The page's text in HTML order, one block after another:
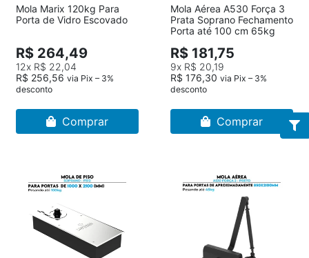
Mola Marix 120kg Para
Porta de Vidro Escovado
R$ 264,49
12x R$ 22,04
R$ 256,56 via Pix – 3%
desconto
Comprar
Mola Aérea A530 Força 3
Prata Soprano Fechamento
Porta até 100 cm 65kg
R$ 181,75
9x R$ 20,19
R$ 176,30 via Pix – 3%
desconto
Comprar